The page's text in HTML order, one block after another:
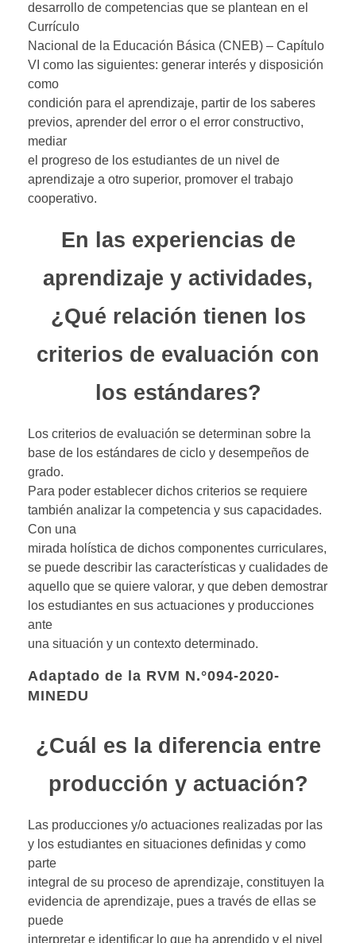
desarrollo de competencias que se plantean en el
Currículo
Nacional de la Educación Básica (CNEB) – Capítulo
VI como las siguientes: generar interés y disposición
como
condición para el aprendizaje, partir de los saberes
previos, aprender del error o el error constructivo,
mediar
el progreso de los estudiantes de un nivel de
aprendizaje a otro superior, promover el trabajo
cooperativo.
En las experiencias de
aprendizaje y actividades,
¿Qué relación tienen los
criterios de evaluación con
los estándares?
Los criterios de evaluación se determinan sobre la
base de los estándares de ciclo y desempeños de
grado.
Para poder establecer dichos criterios se requiere
también analizar la competencia y sus capacidades.
Con una
mirada holística de dichos componentes curriculares,
se puede describir las características y cualidades de
aquello que se quiere valorar, y que deben demostrar
los estudiantes en sus actuaciones y producciones
ante
una situación y un contexto determinado.
Adaptado de la RVM N.°094-2020-
MINEDU
¿Cuál es la diferencia entre
producción y actuación?
Las producciones y/o actuaciones realizadas por las
y los estudiantes en situaciones definidas y como
parte
integral de su proceso de aprendizaje, constituyen la
evidencia de aprendizaje, pues a través de ellas se
puede
interpretar e identificar lo que ha aprendido y el nivel